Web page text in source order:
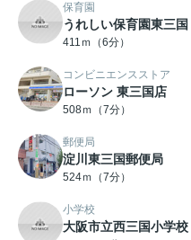
保育園
うれしい保育園東三国
411ｍ（6分）
コンビニエンスストア
ローソン 東三国店
508ｍ（7分）
郵便局
淀川東三国郵便局
524ｍ（7分）
小学校
大阪市立西三国小学校